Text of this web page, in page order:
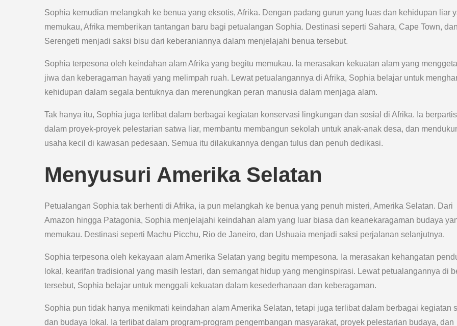
Sophia kemudian melangkah ke benua yang eksotis, Afrika. Dengan padang gurun yang luas dan kehidupan liar
memukau, Afrika memberikan tantangan baru bagi petualangan Sophia. Destinasi seperti Sahara, Cape Town, dan
Serengeti menjadi saksi bisu dari keberaniannya dalam menjelajahi benua tersebut.
Sophia terpesona oleh keindahan alam Afrika yang begitu memukau. Ia merasakan kekuatan alam yang
jiwa dan keberagaman hayati yang melimpah ruah. Lewat petualangannya di Afrika, Sophia belajar untuk
kehidupan dalam segala bentuknya dan merenungkan peran manusia dalam menjaga alam.
Tak hanya itu, Sophia juga terlibat dalam berbagai kegiatan konservasi lingkungan dan sosial di Afrika. Ia
dalam proyek-proyek pelestarian satwa liar, membantu membangun sekolah untuk anak-anak desa, dan
usaha kecil di kawasan pedesaan. Semua itu dilakukannya dengan tulus dan penuh dedikasi.
Menyusuri Amerika Selatan
Petualangan Sophia tak berhenti di Afrika, ia pun melangkah ke benua yang penuh misteri, Amerika Selatan. Dari
Amazon hingga Patagonia, Sophia menjelajahi keindahan alam yang luar biasa dan keanekaragaman budaya
memukau. Destinasi seperti Machu Picchu, Rio de Janeiro, dan Ushuaia menjadi saksi perjalanan selanjutnya.
Sophia terpesona oleh kekayaan alam Amerika Selatan yang begitu mempesona. Ia merasakan kehangatan
lokal, kearifan tradisional yang masih lestari, dan semangat hidup yang menginspirasi. Lewat petualangannya di
tersebut, Sophia belajar untuk menggali kekuatan dalam kesederhanaan dan keberagaman.
Sophia pun tidak hanya menikmati keindahan alam Amerika Selatan, tetapi juga terlibat dalam berbagai kegiatan
dan budaya lokal. Ia terlibat dalam program-program pengembangan masyarakat, proyek pelestarian budaya, dan